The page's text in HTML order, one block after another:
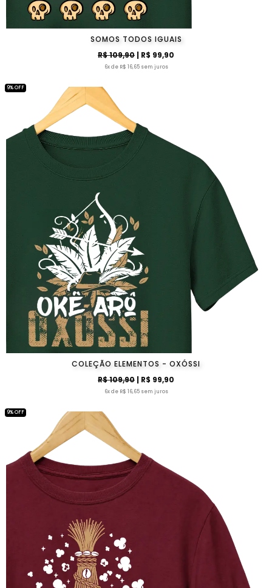
SOMOS TODOS IGUAIS
R$ 109,90 | R$ 99,90
6x de R$ 16,65 sem juros
COLEÇÃO ELEMENTOS - OXÓSSI
R$ 109,90 | R$ 99,90
6x de R$ 16,65 sem juros
9% OFF
9% OFF